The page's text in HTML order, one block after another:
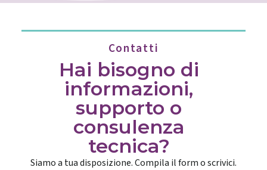
Contatti
Hai bisogno di
informazioni,
supporto o
consulenza
tecnica?
Siamo a tua disposizione. Compila il form o scrivici.